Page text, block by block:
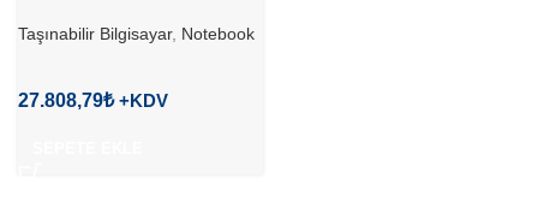
Taşınabilir Bilgisayar, Notebook
27.808,79₺